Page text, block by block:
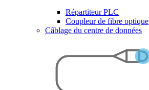
Répartiteur PLC
Coupleur de fibre optique
Câblage du centre de données